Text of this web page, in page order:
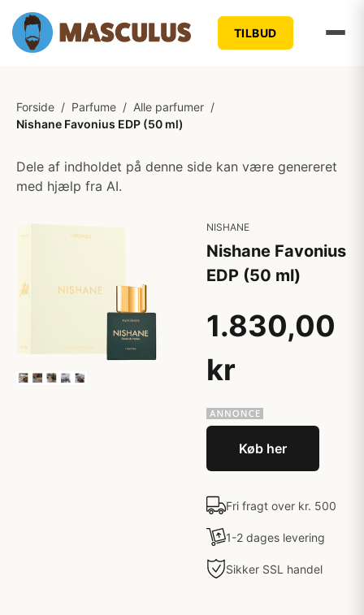
TILBUD
Forside / Parfume / Alle parfumer /
Nishane Favonius EDP (50 ml)
Dele af indholdet på denne side kan være genereret
med hjælp fra AI.
NISHANE
Nishane Favonius
EDP (50 ml)
1.830,00
kr
Køb her
Fri fragt over kr. 500
1-2 dages levering
Sikker SSL handel